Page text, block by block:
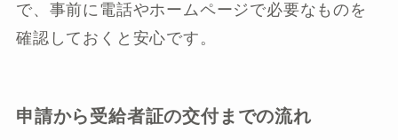
で、事前に電話やホームページで必要なものを
確認しておくと安心です。
申請から受給者証の交付までの流れ